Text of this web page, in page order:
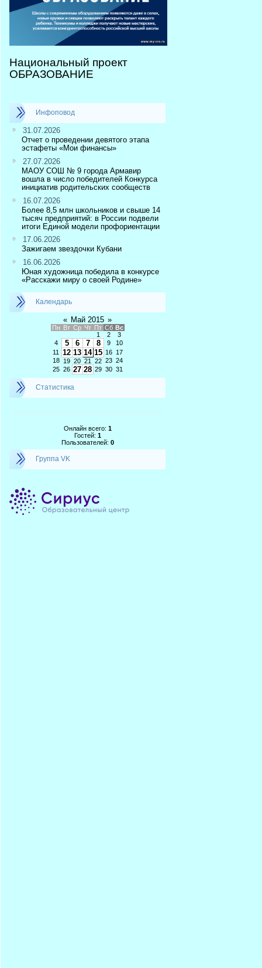
Национальный проект
ОБРАЗОВАНИЕ
Инфоповод
31.07.2026
Отчет о проведении девятого этапа
эстафеты «Мои финансы»
27.07.2026
МАОУ СОШ № 9 города Армавир
вошла в число победителей Конкурса
инициатив родительских сообществ
16.07.2026
Более 8,5 млн школьников и свыше 14
тысяч предприятий: в России подвели
итоги Единой модели профориентации
17.06.2026
Зажигаем звездочки Кубани
16.06.2026
Юная художница победила в конкурсе
«Расскажи миру о своей Родине»
Календарь
« Май 2015 »
Пн Вт Ср Чт Пт Сб Вс
1
2
3
4
5 6 7 8 9
10
11
12 13 14 15 16 17
18
19 20 21 22 23 24
25 26 27 28 29 30 31
Статистика
Онлайн всего: 1
Гостей: 1
Пользователей: 0
Группа VK